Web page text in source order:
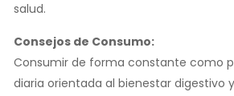
salud.
Consejos de Consumo:
Consumir de forma constante como
diaria orientada al bienestar digestivo